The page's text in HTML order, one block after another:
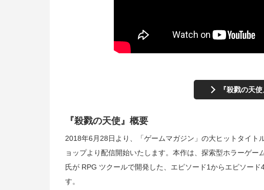
『殺戮の天
『殺戮の天使』概要
2018年6月28日より、「ゲームマガジン」の大ヒットタイ
ョップより配信開始いたします。本作は、探索型ホラーゲ
氏が RPG ツクールで開発した、エピソード1からエピソー
す。